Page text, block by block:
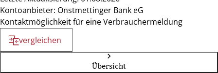
Kontoanbieter: Onstmettinger Bank eG
Kontaktmöglichkeit für eine Verbrauchermeldung
vergleichen
Übersicht